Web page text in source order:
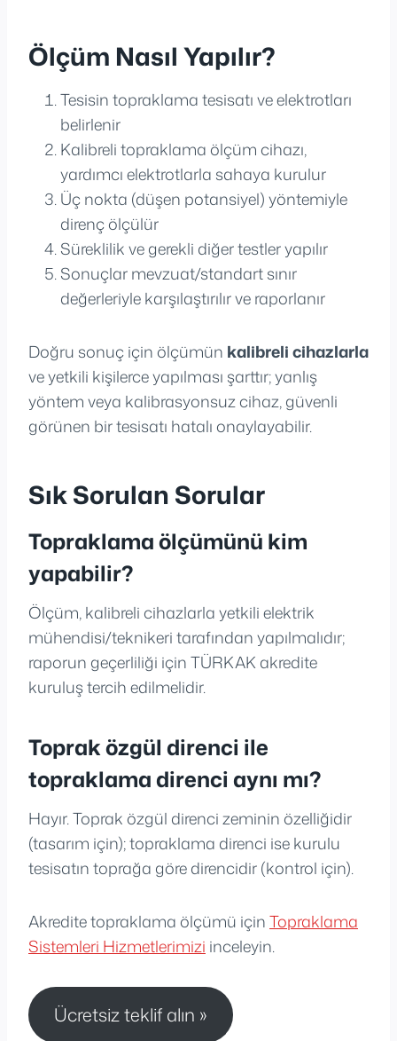
Ölçüm Nasıl Yapılır?
Tesisin topraklama tesisatı ve elektrotları
belirlenir
Kalibreli topraklama ölçüm cihazı,
yardımcı elektrotlarla sahaya kurulur
Üç nokta (düşen potansiyel) yöntemiyle
direnç ölçülür
Süreklilik ve gerekli diğer testler yapılır
Sonuçlar mevzuat/standart sınır
değerleriyle karşılaştırılır ve raporlanır
Doğru sonuç için ölçümün kalibreli cihazlarla
ve yetkili kişilerce yapılması şarttır; yanlış
yöntem veya kalibrasyonsuz cihaz, güvenli
görünen bir tesisatı hatalı onaylayabilir.
Sık Sorulan Sorular
Topraklama ölçümünü kim
yapabilir?
Ölçüm, kalibreli cihazlarla yetkili elektrik
mühendisi/teknikeri tarafından yapılmalıdır;
raporun geçerliliği için TÜRKAK akredite
kuruluş tercih edilmelidir.
Toprak özgül direnci ile
topraklama direnci aynı mı?
Hayır. Toprak özgül direnci zeminin özelliğidir
(tasarım için); topraklama direnci ise kurulu
tesisatın toprağa göre direncidir (kontrol için).
Akredite topraklama ölçümü içinTopraklama
Sistemleri Hizmetlerimizi inceleyin.
Ücretsiz teklif alın »